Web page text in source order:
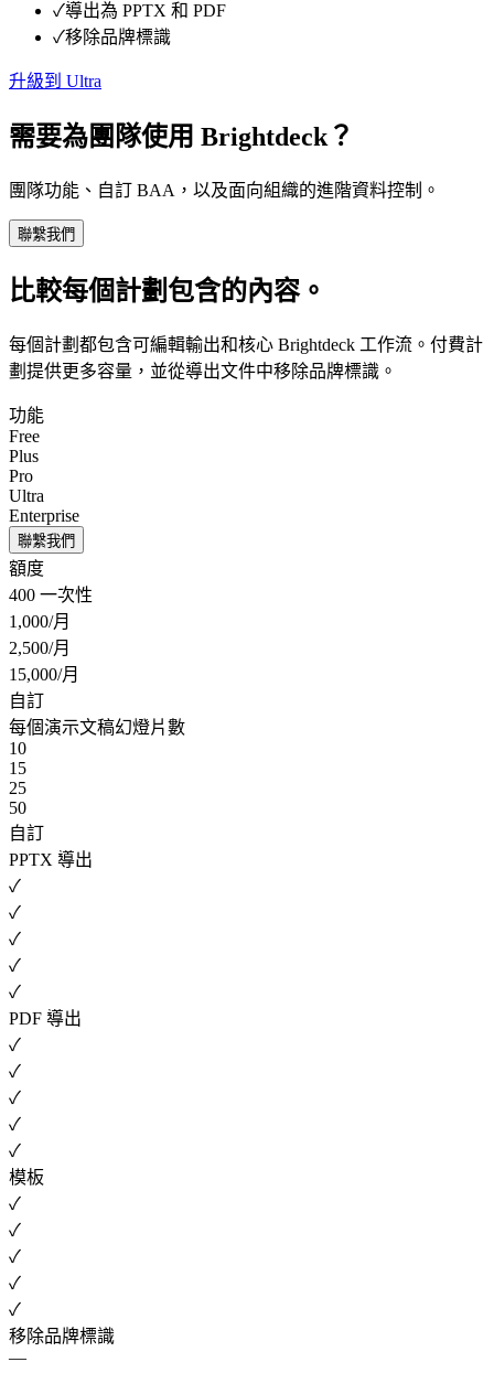
✓導出為 PPTX 和 PDF
✓移除品牌標識
升級到 Ultra
需要為團隊使用 Brightdeck？
團隊功能、自訂 BAA，以及面向組織的進階資料控制。
聯繫我們
比較每個計劃包含的內容。
每個計劃都包含可編輯輸出和核心 Brightdeck 工作流。付費計
劃提供更多容量，並從導出文件中移除品牌標識。
功能
Free
Plus
Pro
Ultra
Enterprise
聯繫我們
額度
400 一次性
1,000/月
2,500/月
15,000/月
自訂
每個演示文稿幻燈片數
10
15
25
50
自訂
PPTX 導出
✓
✓
✓
✓
✓
PDF 導出
✓
✓
✓
✓
✓
模板
✓
✓
✓
✓
✓
移除品牌標識
—